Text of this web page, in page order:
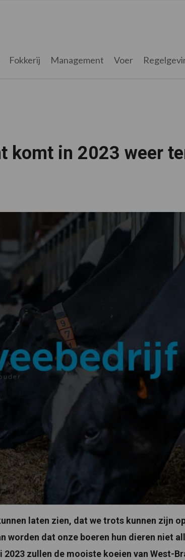
Fokkerij Management Voer
komt in 2023 weer
laten zien, dat we trots kunnen zijn
worden dat onze boeren hun dieren niet
zullen de mooiste koeien van West-